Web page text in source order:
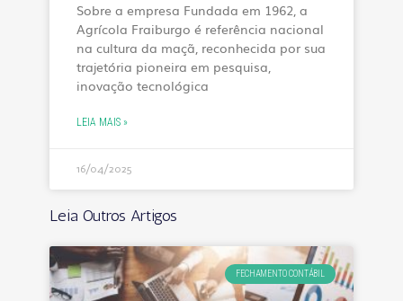
Sobre a empresa Fundada em 1962, a
Agrícola Fraiburgo é referência nacional
na cultura da maçã, reconhecida por sua
trajetória pioneira em pesquisa,
inovação tecnológica
LEIA MAIS »
16/04/2025
Leia Outros Artigos
FECHAMENTO CONTÁBIL